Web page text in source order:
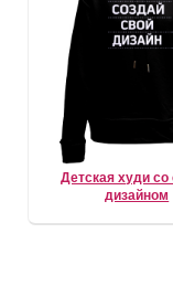
Детская худи со
дизайном